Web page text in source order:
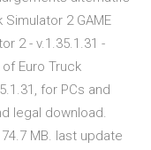
2 GAME
2 - v.1.35.1.31 -
Euro Truck
for PCs and
legal download.
MB. last update